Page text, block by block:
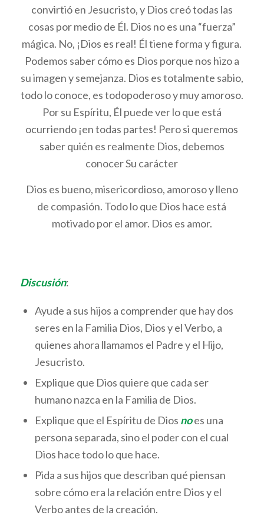
convirtió en Jesucristo, y Dios creó todas las
cosas por medio de Él. Dios no es una “fuerza”
mágica. No, ¡Dios es real! Él tiene forma y figura.
Podemos saber cómo es Dios porque nos hizo a
su imagen y semejanza. Dios es totalmente sabio,
todo lo conoce, es todopoderoso y muy amoroso.
Por su Espíritu, Él puede ver lo que está
ocurriendo ¡en todas partes! Pero si queremos
saber quién es realmente Dios, debemos
conocer Su carácter
Dios es bueno, misericordioso, amoroso y lleno
de compasión. Todo lo que Dios hace está
motivado por el amor. Dios es amor.
Discusión:
Ayude a sus hijos a comprender que hay dos
seres en la Familia Dios, Dios y el Verbo, a
quienes ahora llamamos el Padre y el Hijo,
Jesucristo.
Explique que Dios quiere que cada ser
humano nazca en la Familia de Dios.
Explique que el Espíritu de Dios noes una
persona separada, sino el poder con el cual
Dios hace todo lo que hace.
Pida a sus hijos que describan qué piensan
sobre cómo era la relación entre Dios y el
Verbo antes de la creación.